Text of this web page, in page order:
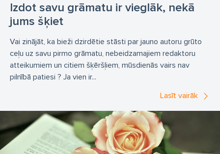
Izdot savu grāmatu ir vieglāk, nekā
jums šķiet
Vai zinājāt, ka bieži dzirdētie stāsti par jauno autoru grūto
ceļu uz savu pirmo grāmatu, nebeidzamajiem redaktoru
atteikumiem un citiem šķēršļiem, mūsdienās vairs nav
pilnībā patiesi ? Ja vien ir...
Lasīt vairāk